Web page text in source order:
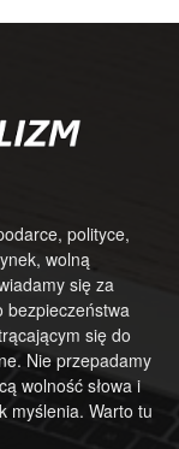
polityce,
wolną
się za
bezpieczeństwa
się do
Nie przepadamy
wolność słowa i
myślenia. Warto tu